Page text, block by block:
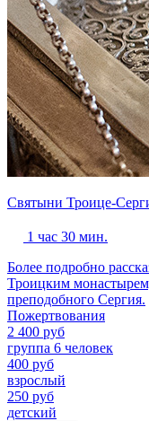
Святыни Троице-
1 час 30 мин.
Более подробно
Троицким
преподобного Сергия.
Пожертвования
2 400 руб
группа 6 человек
400 руб
взрослый
250 руб
детский